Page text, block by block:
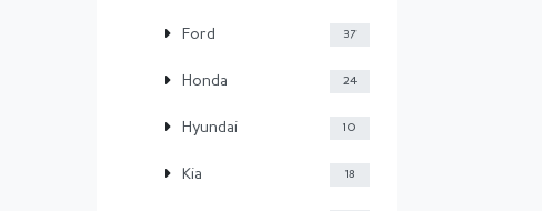
Ford 37
Honda 24
Hyundai 10
Kia 18